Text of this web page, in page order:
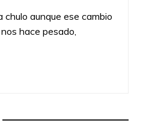
chulo aunque ese cambio
hace pesado,